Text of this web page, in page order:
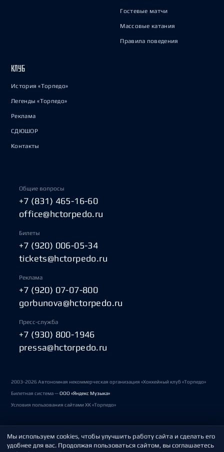
Гостевые матчи
Массовые катания
Правила поведения
КЛУБ
История «Торпедо»
Легенды «Торпедо»
Реклама
СДЮШОР
Контакты
Общие вопросы
+7 (831) 465-16-60
office@hctorpedo.ru
Билеты
+7 (920) 006-05-34
tickets@hctorpedo.ru
Реклама
+7 (920) 07-07-800
gorbunova@hctorpedo.ru
Пресс-служба
+7 (930) 800-1946
pressa@hctorpedo.ru
2003-2026 Автономная некоммерческая организация «Хоккейный клуб «Торпедо»
Билетная система —ООО «Яндекс Музыка»
Условия пользования сайтами ХК «Торпедо»
Политика обработки персональных данных
Мы используем cookies, чтобы улучшить работу сайта и сделать его
удобнее для вас. Продолжая пользоваться сайтом, вы соглашаетесь